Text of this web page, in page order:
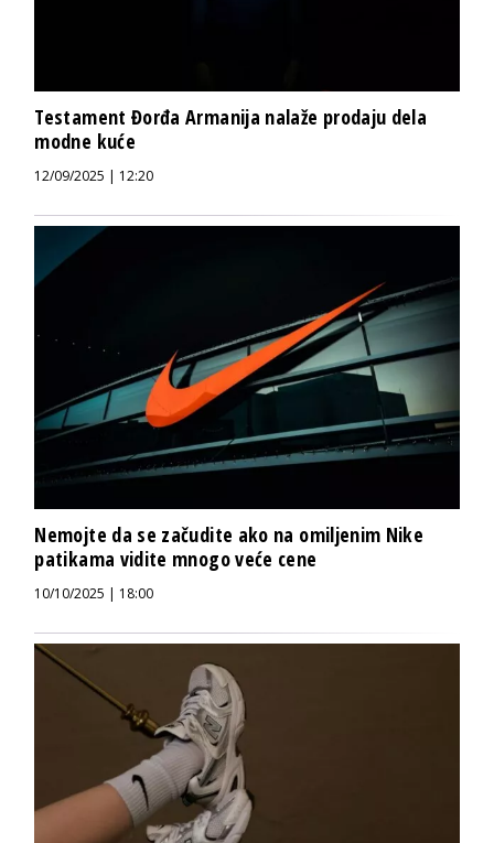
Testament Đorđa Armanija nalaže prodaju dela
modne kuće
12/09/2025 | 12:20
Nemojte da se začudite ako na omiljenim Nike
patikama vidite mnogo veće cene
10/10/2025 | 18:00